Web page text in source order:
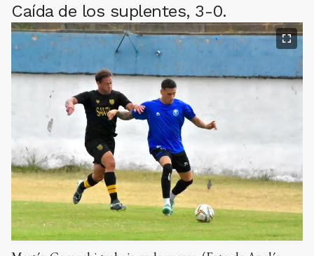
Caída de los suplentes, 3-0.